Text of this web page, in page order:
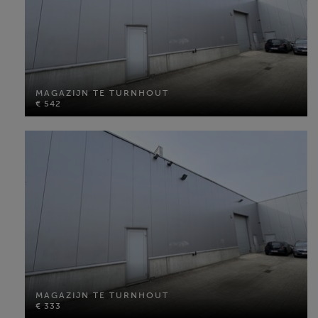
MAGAZIJN TE TURNHOUT
€ 542
MAGAZIJN TE TURNHOUT
€ 542
MAGAZIJN TE TURNHOUT
€ 333
MAGAZIJN TE TURNHOUT
€ 333